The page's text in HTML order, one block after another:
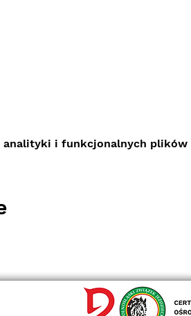
analityki i funkcjonalnych plików